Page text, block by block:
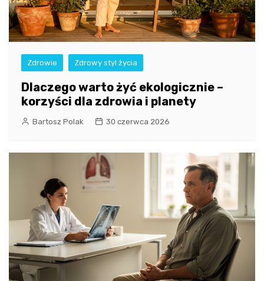
Zdrowie Zdrowy styl życia
Dlaczego warto żyć ekologicznie –
korzyści dla zdrowia i planety
Bartosz Polak 30 czerwca 2026